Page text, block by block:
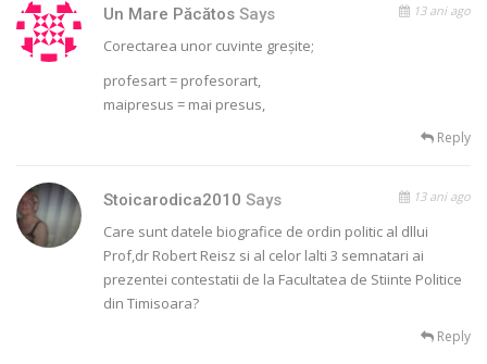
Un Mare Păcătos Says 13 ani ago
Corectarea unor cuvinte greșite;
profesart = profesorart,
maipresus = mai presus,
Reply
Stoicarodica2010 Says 13 ani ago
Care sunt datele biografice de ordin politic al dllui
Prof,dr Robert Reisz si al celor lalti 3 semnatari ai
prezentei contestatii de la Facultatea de Stiinte Politice
din Timisoara?
Reply